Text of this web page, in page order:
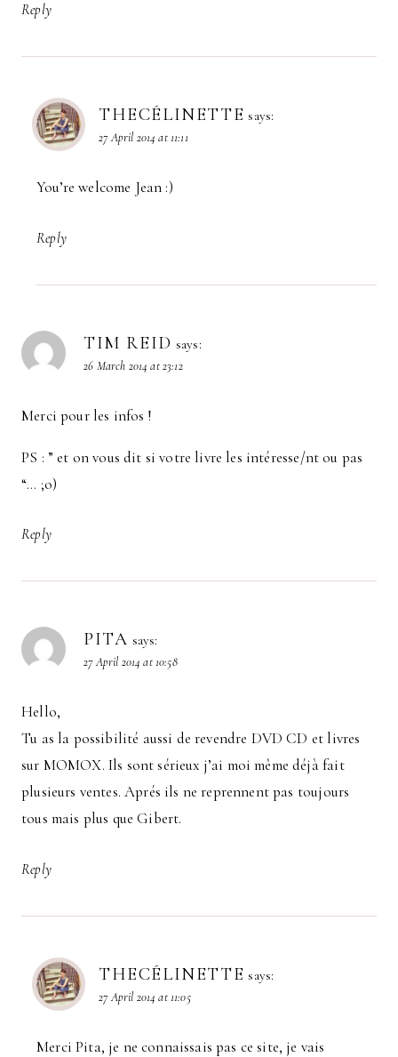
Reply
THECÉLINETTE says:
27 April 2014 at 11:11
You’re welcome Jean :)
Reply
TIM REID says:
26 March 2014 at 23:12
Merci pour les infos !
PS : ” et on vous dit si votre livre les intéresse/nt ou pas
“… ;o)
Reply
PITA says:
27 April 2014 at 10:58
Hello,
Tu as la possibilité aussi de revendre DVD CD et livres
sur MOMOX. Ils sont sérieux j’ai moi même déjà fait
plusieurs ventes. Aprés ils ne reprennent pas toujours
tous mais plus que Gibert.
Reply
THECÉLINETTE says:
27 April 2014 at 11:05
Merci Pita, je ne connaissais pas ce site, je vais